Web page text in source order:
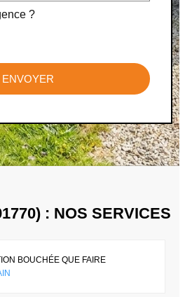
?
ENVOYER
: NOS SERVICES
BOUCHÉE QUE FAIRE